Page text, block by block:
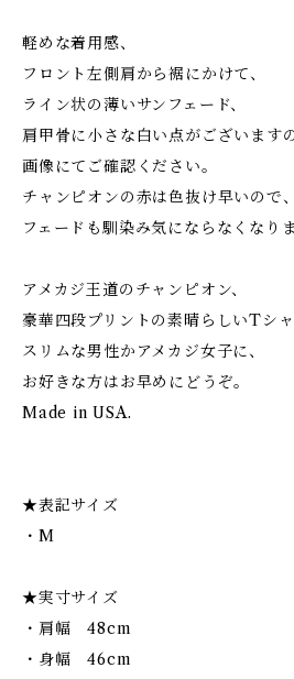
軽めな着用感、
フロント左側肩から裾にかけて、
ライン状の薄いサンフェード、
肩甲骨に小さな白い点がございますの
画像にてご確認ください。
チャンピオンの赤は色抜け早いので、
フェードも馴染み気にならなくなりま
アメカジ王道のチャンピオン、
豪華四段プリントの素晴らしいTシャ
スリムな男性かアメカジ女子に、
お好きな方はお早めにどうぞ。
Made in USA.
★表記サイズ
・M
★実寸サイズ
・肩幅 48cm
・身幅 46cm